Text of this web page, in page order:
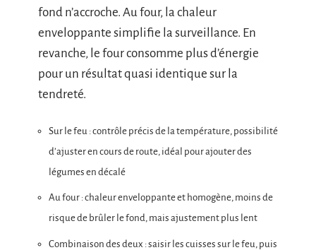
fond n’accroche. Au four, la chaleur
enveloppante simplifie la surveillance. En
revanche, le four consomme plus d’énergie
pour un résultat quasi identique sur la
tendreté.
Sur le feu : contrôle précis de la température, possibilité
d’ajuster en cours de route, idéal pour ajouter des
légumes en décalé
Au four : chaleur enveloppante et homogène, moins de
risque de brûler le fond, mais ajustement plus lent
Combinaison des deux : saisir les cuisses sur le feu, puis